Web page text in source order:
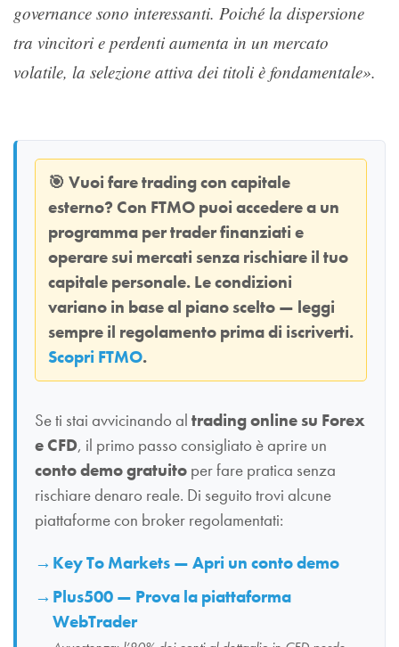
governance sono interessanti. Poiché la dispersione
tra vincitori e perdenti aumenta in un mercato
volatile, la selezione attiva dei titoli è fondamentale».
🎯 Vuoi fare trading con capitale
esterno? Con FTMO puoi accedere a un
programma per trader finanziati e
operare sui mercati senza rischiare il tuo
capitale personale. Le condizioni
variano in base al piano scelto — leggi
sempre il regolamento prima di iscriverti.
Scopri FTMO.
Se ti stai avvicinando al trading online su Forex
e CFD, il primo passo consigliato è aprire un
conto demo gratuito per fare pratica senza
rischiare denaro reale. Di seguito trovi alcune
piattaforme con broker regolamentati:
Key To Markets — Apri un conto demo
Plus500 — Prova la piattaforma
WebTrader